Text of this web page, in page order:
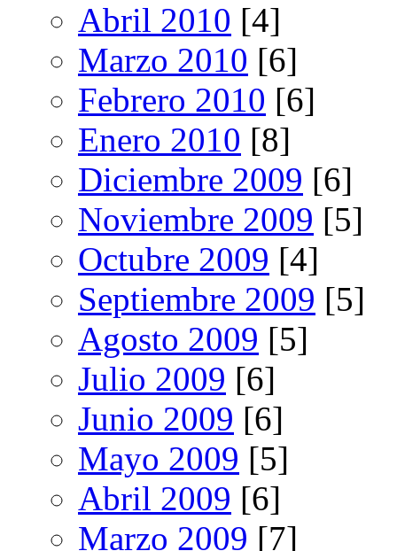
Abril 2010 [4]
Marzo 2010 [6]
Febrero 2010 [6]
Enero 2010 [8]
Diciembre 2009 [6]
Noviembre 2009 [5]
Octubre 2009 [4]
Septiembre 2009 [5]
Agosto 2009 [5]
Julio 2009 [6]
Junio 2009 [6]
Mayo 2009 [5]
Abril 2009 [6]
Marzo 2009 [7]